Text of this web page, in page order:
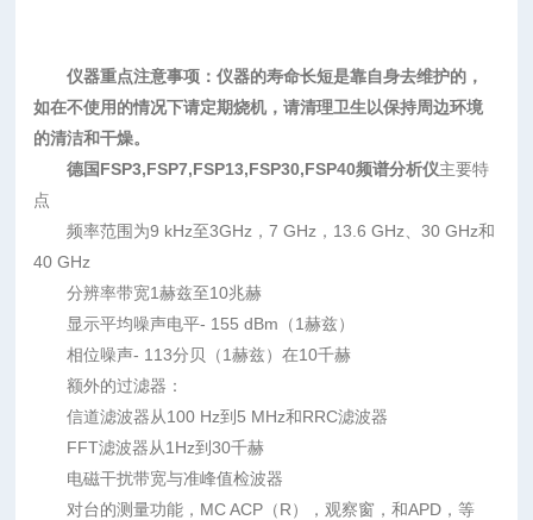
仪器重点注意事项：仪器的寿命长短是靠自身去维护的，
如在不使用的情况下请定期烧机，请清理卫生以保持周边环境
的清洁和干燥。
德国FSP3,FSP7,FSP13,FSP30,FSP40频谱分析仪主要特
点
频率范围为9 kHz至3GHz，7 GHz，13.6 GHz、30 GHz和
40 GHz
分辨率带宽1赫兹至10兆赫
显示平均噪声电平- 155 dBm（1赫兹）
相位噪声- 113分贝（1赫兹）在10千赫
额外的过滤器：
信道滤波器从100 Hz到5 MHz和RRC滤波器
FFT滤波器从1Hz到30千赫
电磁干扰带宽与准峰值检波器
对台的测量功能，MC ACP（R），观察窗，和APD，等